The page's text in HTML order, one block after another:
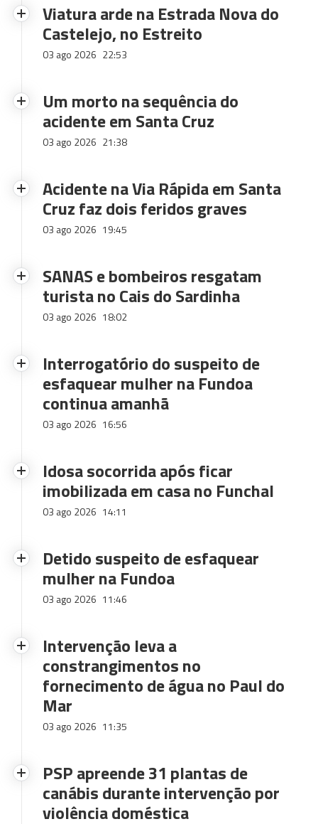
Viatura arde na Estrada Nova do
Castelejo, no Estreito
03 ago 2026 22:53
Um morto na sequência do
acidente em Santa Cruz
03 ago 2026 21:38
Acidente na Via Rápida em Santa
Cruz faz dois feridos graves
03 ago 2026 19:45
SANAS e bombeiros resgatam
turista no Cais do Sardinha
03 ago 2026 18:02
Interrogatório do suspeito de
esfaquear mulher na Fundoa
continua amanhã
03 ago 2026 16:56
Idosa socorrida após ficar
imobilizada em casa no Funchal
03 ago 2026 14:11
Detido suspeito de esfaquear
mulher na Fundoa
03 ago 2026 11:46
Intervenção leva a
constrangimentos no
fornecimento de água no Paul do
Mar
03 ago 2026 11:35
PSP apreende 31 plantas de
canábis durante intervenção por
violência doméstica